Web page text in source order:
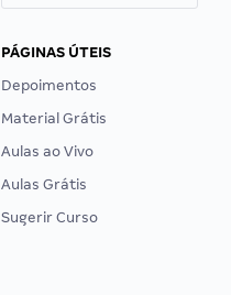
PÁGINAS ÚTEIS
Depoimentos
Material Grátis
Aulas ao Vivo
Aulas Grátis
Sugerir Curso